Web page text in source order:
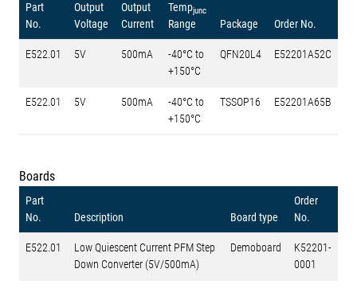
Part
No.
Output
Voltage
Output
Current
Tempjunc
Range Package Order No.
E522.01 5V 500mA
-40°C to
+150°C
QFN20L4 E52201A52C
E522.01 5V 500mA
-40°C to
+150°C
TSSOP16 E52201A65B
Boards
Part
No.
Description Board type
Order
No.
E522.01
Low Quiescent Current PFM Step
Down Converter (5V/500mA)
Demoboard
K52201-
0001